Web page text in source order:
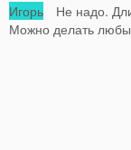
Игорь Не надо.
Можно делать